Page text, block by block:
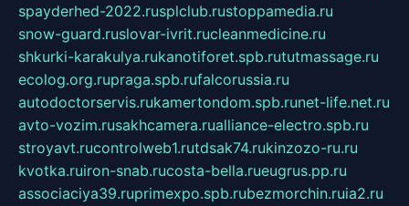
spayderhed-2022.rusplclub.rustoppamedia.ru
snow-guard.ruslovar-ivrit.rucleanmedicine.ru
shkurki-karakulya.rukanotiforet.spb.rututmassage.ru
ecolog.org.rupraga.spb.rufalcorussia.ru
autodoctorservis.rukamertondom.spb.runet-life.net.ru
avto-vozim.rusakhcamera.rualliance-electro.spb.ru
stroyavt.rucontrolweb1.rutdsak74.rukinzozo-ru.ru
kvotka.ruiron-snab.rucosta-bella.rueugrus.pp.ru
associaciya39.ruprimexpo.spb.rubezmorchin.ruia2.ru